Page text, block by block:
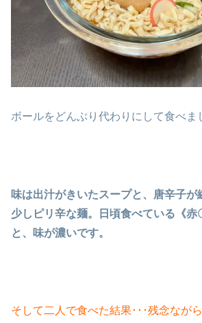
ボールをどんぶり代わりにして食べま
味は出汁がきいたスープと、唐辛子が
少しピリ辛な麺。日頃食べている《赤
と、味が濃いです。
そして二人で食べた結果･･･残念なが